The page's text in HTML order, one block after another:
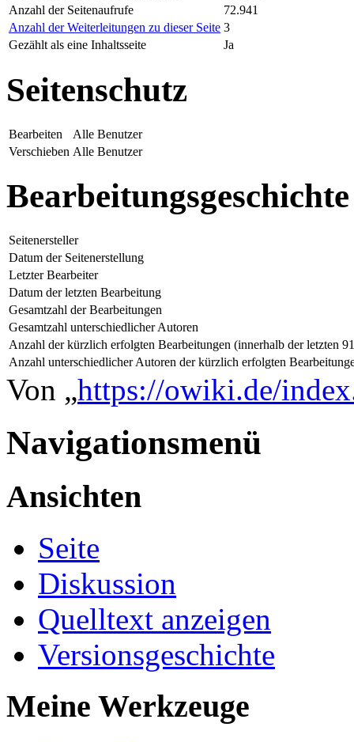
Anzahl der Seitenaufrufe
72.941
Anzahl der Weiterleitungen zu dieser Seite 3
Gezählt als eine Inhaltsseite
Ja
Seitenschutz
Bearbeiten
Alle Benutzer
Verschieben Alle Benutzer
Bearbeitungsgeschichte
Seitenersteller
Datum der Seitenerstellung
Letzter Bearbeiter
Datum der letzten Bearbeitung
Gesamtzahl der Bearbeitungen
Gesamtzahl unterschiedlicher Autoren
Anzahl der kürzlich erfolgten Bearbeitungen (innerhalb der letzten
Anzahl unterschiedlicher Autoren der kürzlich erfolgten
Von „https://owiki.de/
Navigationsmenü
Ansichten
Seite
Diskussion
Quelltext anzeigen
Versionsgeschichte
Meine Werkzeuge